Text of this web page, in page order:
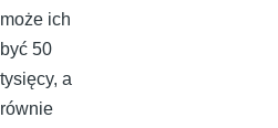
może ich
być 50
tysięcy, a
równie